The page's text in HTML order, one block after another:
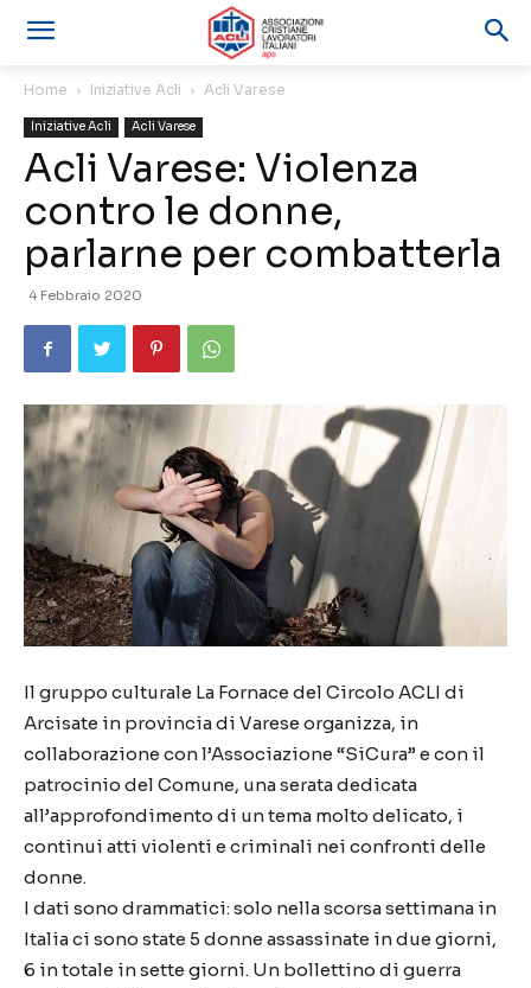
Home Iniziative Acli Acli Varese
Iniziative Acli Acli Varese
Acli Varese: Violenza
contro le donne,
parlarne per combatterla
4 Febbraio 2020
Il gruppo culturale La Fornace del Circolo ACLI di
Arcisate in provincia di Varese organizza, in
collaborazione con l’Associazione “SiCura” e con il
patrocinio del Comune, una serata dedicata
all’approfondimento di un tema molto delicato, i
continui atti violenti e criminali nei confronti delle
donne.
I dati sono drammatici: solo nella scorsa settimana in
Italia ci sono state 5 donne assassinate in due giorni,
6 in totale in sette giorni. Un bollettino di guerra